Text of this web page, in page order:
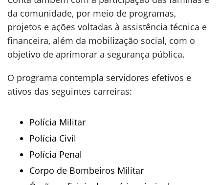
da comunidade, por meio de programas,
projetos e ações voltadas à assistência técnica e
financeira, além da mobilização social, com o
objetivo de aprimorar a segurança pública.
O programa contempla servidores efetivos e
ativos das seguintes carreiras:
Polícia Militar
Polícia Civil
Polícia Penal
Corpo de Bombeiros Militar